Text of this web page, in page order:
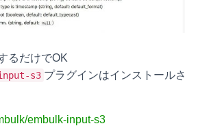
るだけでOK
s3 プラグインはインストールさ
embulk-input-s3